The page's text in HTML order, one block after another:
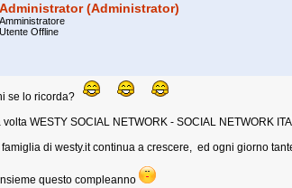
Administrator (Administrator)
Amministratore
Utente Offline
se lo ricorda?
WESTY SOCIAL NETWORK - SOCIAL NETWORK
di westy.it continua a crescere, ed ogni giorno
questo compleanno